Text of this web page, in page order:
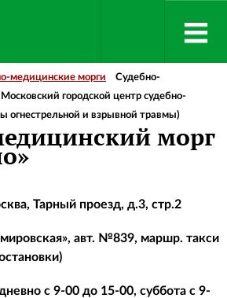
медицинские морги
Судебно-
городской центр судебно-
огнестрельной и взрывной травмы)
морг
Тарный проезд, д.3, стр.2
авт. №839, маршр. такси
с 9-00 до 15-00, суббота с 9-